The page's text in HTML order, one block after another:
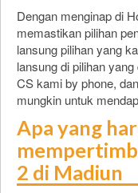
Dengan menginap di
memastikan pilihan
lansung pilihan yang
lansung di pilihan
CS kami by phone,
mungkin untuk
Apa yang
2 di Madiun